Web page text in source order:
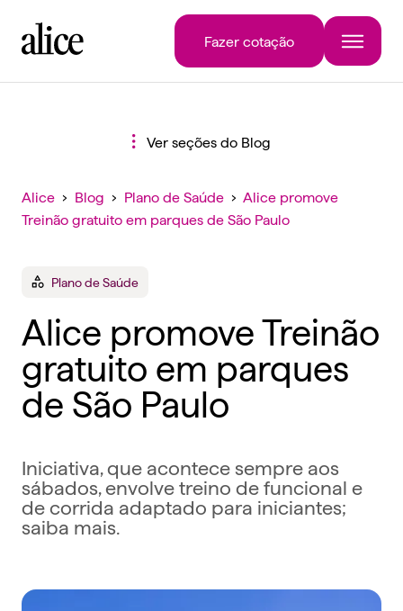
Fazer cotação
Ver seções do Blog
Alice › Blog › Plano de Saúde › Alice promove
Treinão gratuito em parques de São Paulo
Plano de Saúde
Alice promove Treinão
gratuito em parques
de São Paulo
Iniciativa, que acontece sempre aos
sábados, envolve treino de funcional e
de corrida adaptado para iniciantes;
saiba mais.